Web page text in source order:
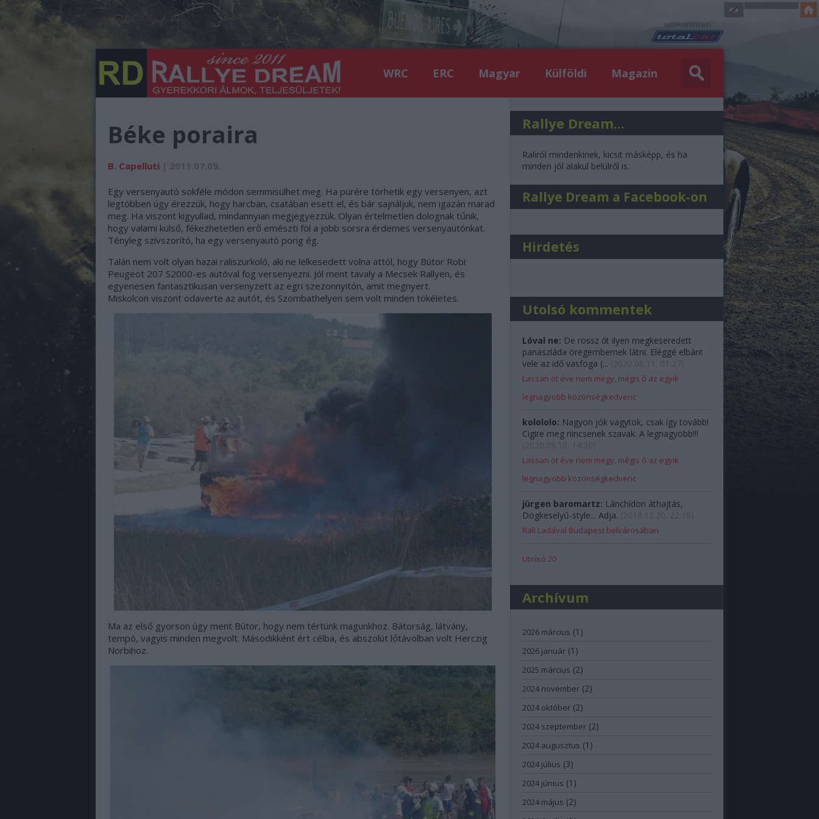
WRC ERC Magyar Külföldi Magazin
Béke poraira
B. Capelluti
Egy versenyautó sokféle módon semmisülhet meg. Ha pürére törhetik egy versenyen, azt
legtöbben úgy érezzük, hogy harcban, csatában esett el, és bár sajnáljuk, nem igazán marad
meg. Ha viszont kigyullad, mindannyian megjegyezzük. Olyan értelmetlen dolognak tűnik,
hogy valami külső, fékezhetetlen erő emészti föl a jobb sorsra érdemes versenyautónkat.
Tényleg szívszorító, ha egy versenyautó porig ég.
Talán nem volt olyan hazai raliszurkoló, aki ne lelkesedett volna attól, hogy Bútor Robi
Peugeot 207 S2000-es autóval fog versenyezni. Jól ment tavaly a Mecsek Rallyen, és
egyenesen fantasztikusan versenyzett az egri szezonnyitón, amit megnyert.
Miskolcon viszont odaverte az autót, és Szombathelyen sem volt minden tökéletes.
Ma az első gyorson úgy ment Bútor, hogy nem tértünk magunkhoz. Bátorság, látvány,
tempó, vagyis minden megvolt. Másodikként ért célba, és abszolút lőtávolban volt Herczig
Norbihoz.
Rallye Dream...
Raliról mindenkinek, kicsit másképp, és ha
minden jól alakul belülről is.
Rallye Dream a Facebook-on
Hirdetés
Utolsó kommentek
Lóval ne: De rossz őt ilyen megkeseredett
panaszláda öregembernek látni. Eléggé elbánt
vele az idő vasfoga (...
Lassan öt éve nem megy, mégis ő az egyik
legnagyobb közönségkedvenc
kolololo: Nagyon jók vagytok, csak így tovább!
Cigire meg nincsenek szavak. A legnagyobb!!!
Lassan öt éve nem megy, mégis ő az egyik
legnagyobb közönségkedvenc
jürgen baromartz: Lánchídon áthajtás,
Dögkeselyű-style... Adja.
Rali Ladával Budapest belvárosában
Utolsó 20
Archívum
2026 március (1 )
2026 január (1 )
2025 március (2)
2024 november (2)
2024 október (2)
2024 szeptember (2)
2024 augusztus (1 )
2024 július (3)
2024 június (1 )
2024 május (2)